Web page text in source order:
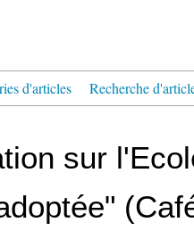
d'articles Recherche
sur